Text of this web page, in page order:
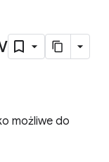
możliwe do